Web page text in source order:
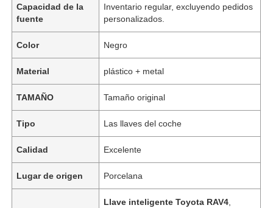
Capacidad de la
fuente
Inventario regular, excluyendo pedidos
personalizados.
Color Negro
Material plástico + metal
TAMAÑO Tamaño original
Tipo Las llaves del coche
Calidad Excelente
Lugar de origen Porcelana
Llave inteligente Toyota RAV4